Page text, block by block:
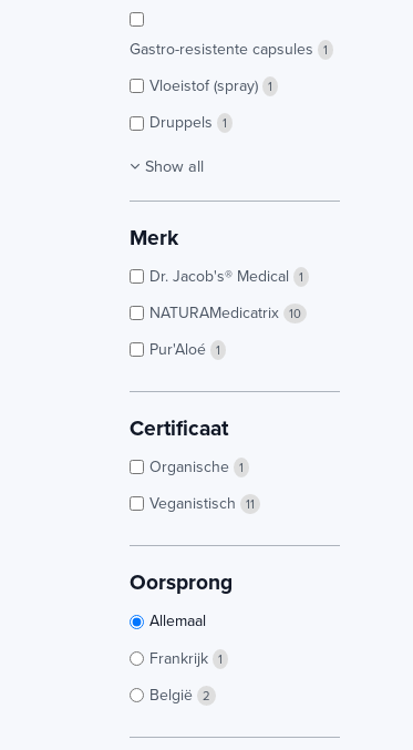
Gastro-resistente capsules 1
Vloeistof (spray) 1
Druppels 1
Show all
Merk
Dr. Jacob's® Medical 1
NATURAMedicatrix 10
Pur'Aloé 1
Certificaat
Organische 1
Veganistisch 11
Oorsprong
Allemaal
Frankrijk 1
België 2